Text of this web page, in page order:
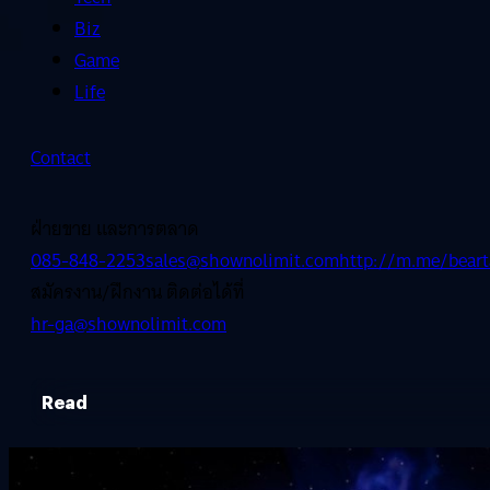
Biz
Game
Life
Contact
ฝ่ายขาย และการตลาด
085-848-2253sales@shownolimit.comhttp://m.me/
สมัครงาน/ฝึกงาน ติดต่อได้ที่
hr-ga@shownolimit.com
Read